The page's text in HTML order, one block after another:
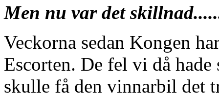
Men nu var det
Veckorna sedan Kongen
Escorten. De fel vi då hade
skulle få den vinnarbil det